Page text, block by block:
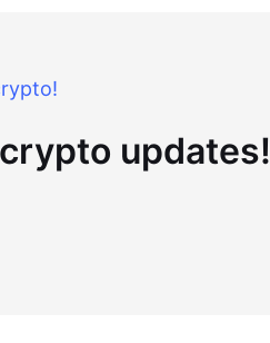
updates!